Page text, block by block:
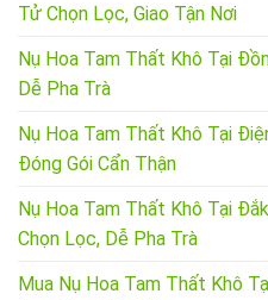
Tử Chọn Lọc, Giao Tận Nơi
Nụ Hoa Tam Thất Khô Tại
Dễ Pha Trà
Nụ Hoa Tam Thất Khô Tại
Đóng Gói Cẩn Thận
Nụ Hoa Tam Thất Khô Tại
Chọn Lọc, Dễ Pha Trà
Mua Nụ Hoa Tam Thất Khô